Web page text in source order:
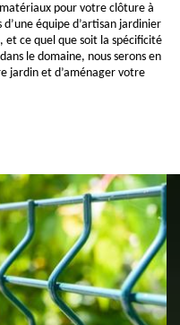
pour votre clôture à
d’une équipe d’artisan jardinier
et ce quel que soit la spécificité
le domaine, nous serons en
jardin et d’aménager votre